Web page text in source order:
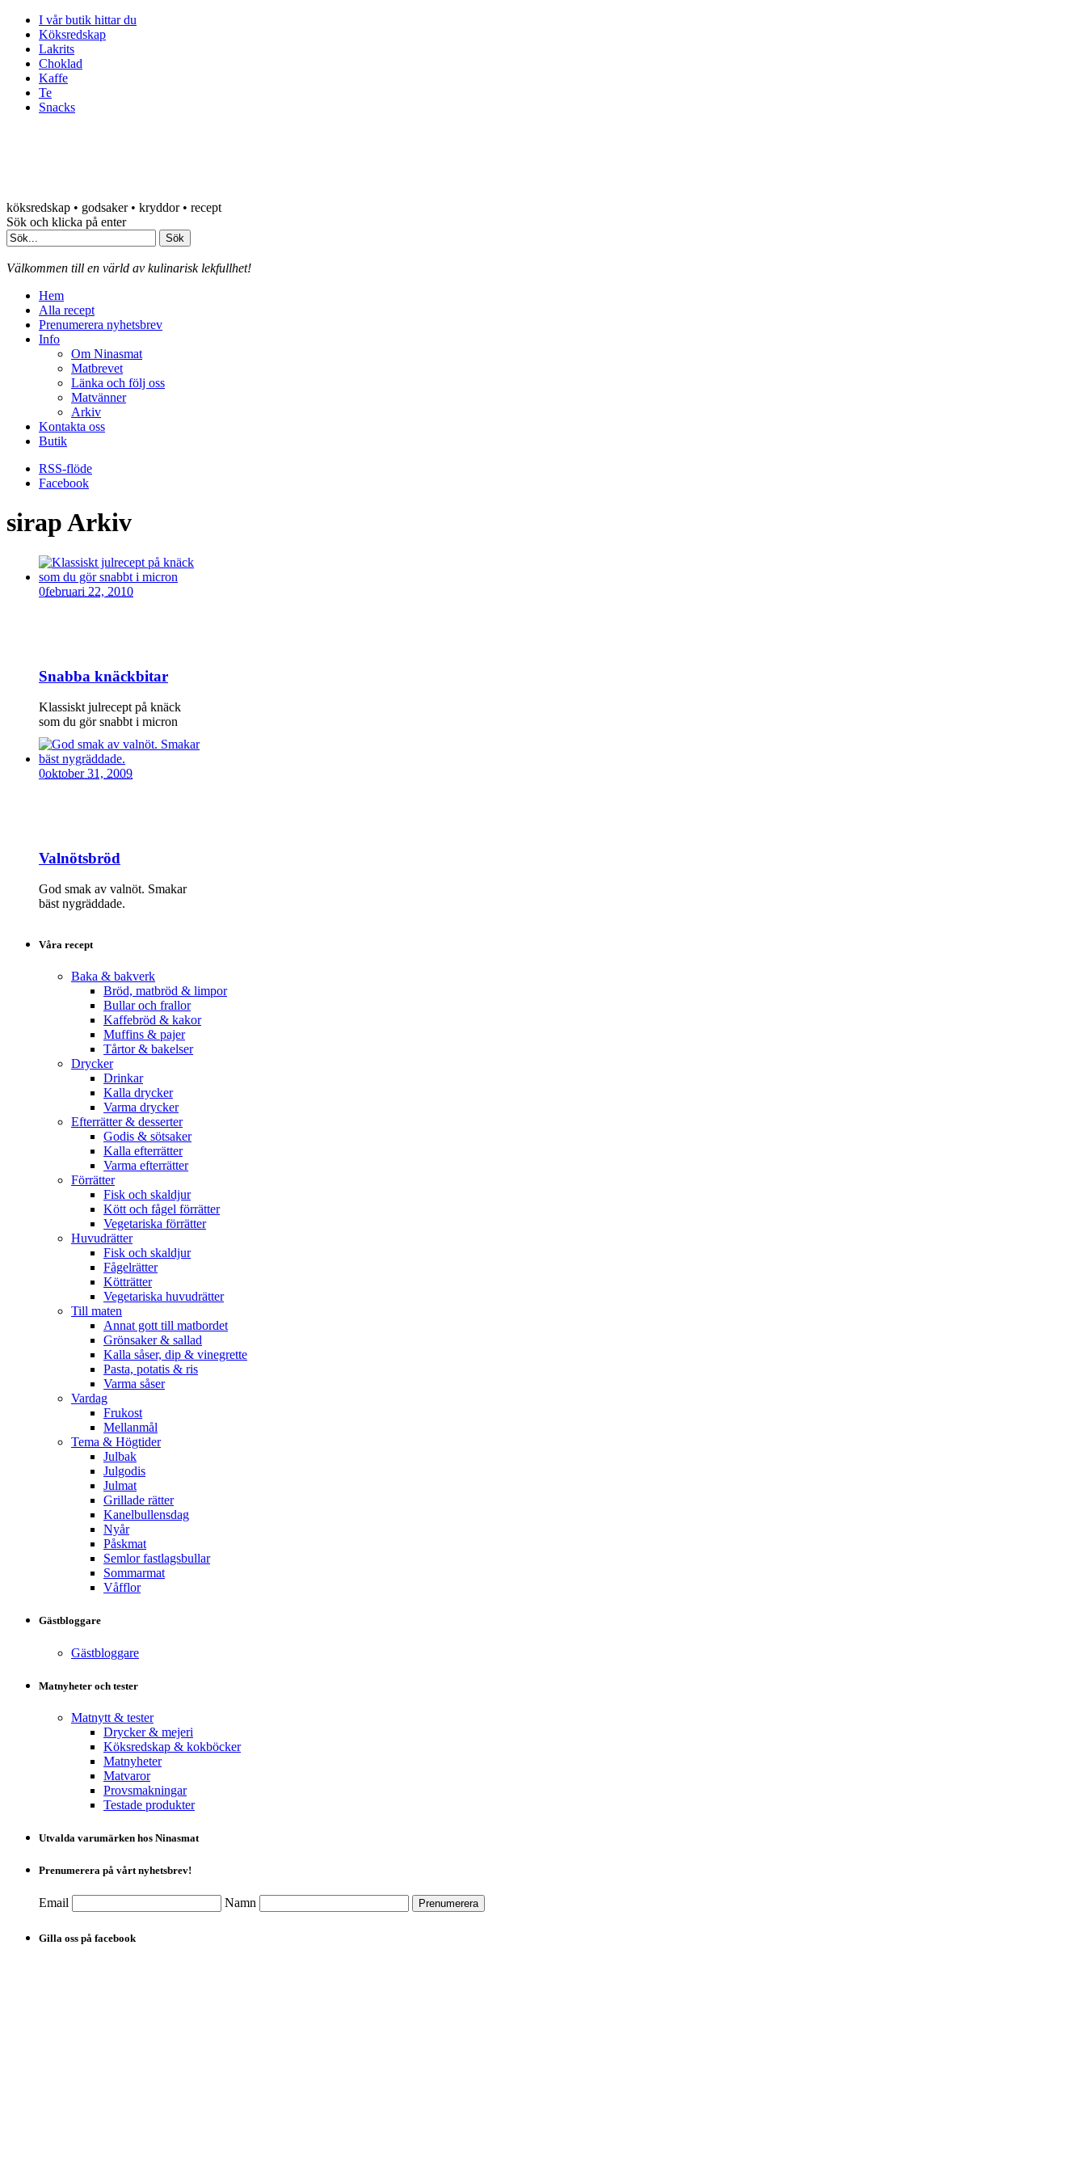
I vår butik hittar du
Köksredskap
Lakrits
Choklad
Kaffe
Te
Snacks
köksredskap • godsaker • kryddor • recept
Sök och klicka på enter
Välkommen till en värld av kulinarisk lekfullhet!
Hem
Alla recept
Prenumerera nyhetsbrev
Info
Om Ninasmat
Matbrevet
Länka och följ oss
Matvänner
Arkiv
Kontakta oss
Butik
RSS-flöde
Facebook
sirap Arkiv
0februari 22, 2010
Snabba knäckbitar
Klassiskt julrecept på knäck
som du gör snabbt i micron
0oktober 31, 2009
Valnötsbröd
God smak av valnöt. Smakar
bäst nygräddade.
Våra recept
Baka & bakverk
Bröd, matbröd & limpor
Bullar och frallor
Kaffebröd & kakor
Muffins & pajer
Tårtor & bakelser
Drycker
Drinkar
Kalla drycker
Varma drycker
Efterrätter & desserter
Godis & sötsaker
Kalla efterrätter
Varma efterrätter
Förrätter
Fisk och skaldjur
Kött och fågel förrätter
Vegetariska förrätter
Huvudrätter
Fisk och skaldjur
Fågelrätter
Kötträtter
Vegetariska huvudrätter
Till maten
Annat gott till matbordet
Grönsaker & sallad
Kalla såser, dip & vinegrette
Pasta, potatis & ris
Varma såser
Vardag
Frukost
Mellanmål
Tema & Högtider
Julbak
Julgodis
Julmat
Grillade rätter
Kanelbullensdag
Nyår
Påskmat
Semlor fastlagsbullar
Sommarmat
Våfflor
Gästbloggare
Gästbloggare
Matnyheter och tester
Matnytt & tester
Drycker & mejeri
Köksredskap & kokböcker
Matnyheter
Matvaror
Provsmakningar
Testade produkter
Utvalda varumärken hos Ninasmat
Prenumerera på vårt nyhetsbrev!
Email Namn
Gilla oss på facebook